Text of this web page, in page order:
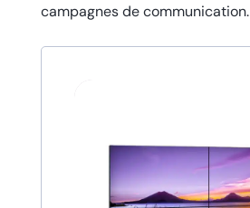
campagnes de communication.